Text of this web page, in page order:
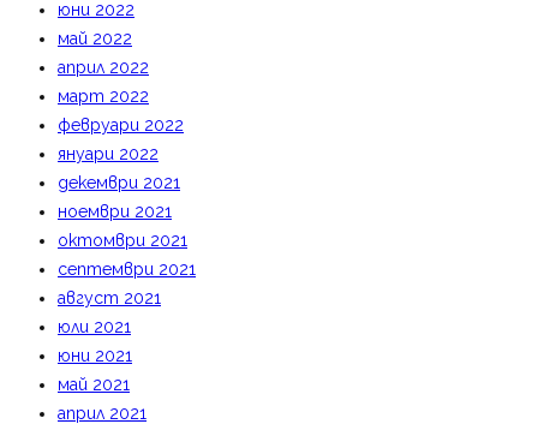
юни 2022
май 2022
април 2022
март 2022
февруари 2022
януари 2022
декември 2021
ноември 2021
октомври 2021
септември 2021
август 2021
юли 2021
юни 2021
май 2021
април 2021